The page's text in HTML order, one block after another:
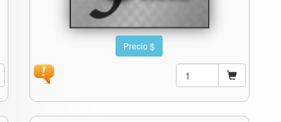
Precio $